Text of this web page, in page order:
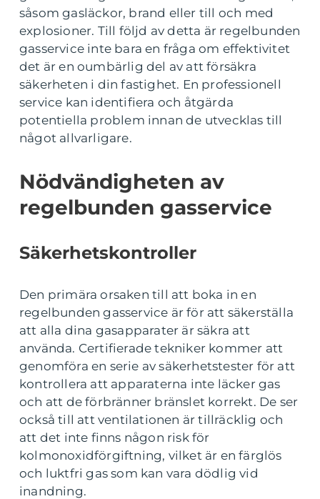
såsom gasläckor, brand eller till och med
explosioner. Till följd av detta är regelbunden
gasservice inte bara en fråga om effektivitet
det är en oumbärlig del av att försäkra
säkerheten i din fastighet. En professionell
service kan identifiera och åtgärda
potentiella problem innan de utvecklas till
något allvarligare.
Nödvändigheten av
regelbunden gasservice
Säkerhetskontroller
Den primära orsaken till att boka in en
regelbunden gasservice är för att säkerställa
att alla dina gasapparater är säkra att
använda. Certifierade tekniker kommer att
genomföra en serie av säkerhetstester för att
kontrollera att apparaterna inte läcker gas
och att de förbränner bränslet korrekt. De ser
också till att ventilationen är tillräcklig och
att det inte finns någon risk för
kolmonoxidförgiftning, vilket är en färglös
och luktfri gas som kan vara dödlig vid
inandning.